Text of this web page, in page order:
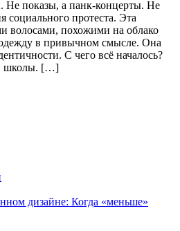
Не показы, а панк-концерты. Не
социального протеста. Эта
волосами, похожими на облако
одежду в привычном смысле. Она
С чего всё началось?
школы. […]
дизайне: Когда «меньше»